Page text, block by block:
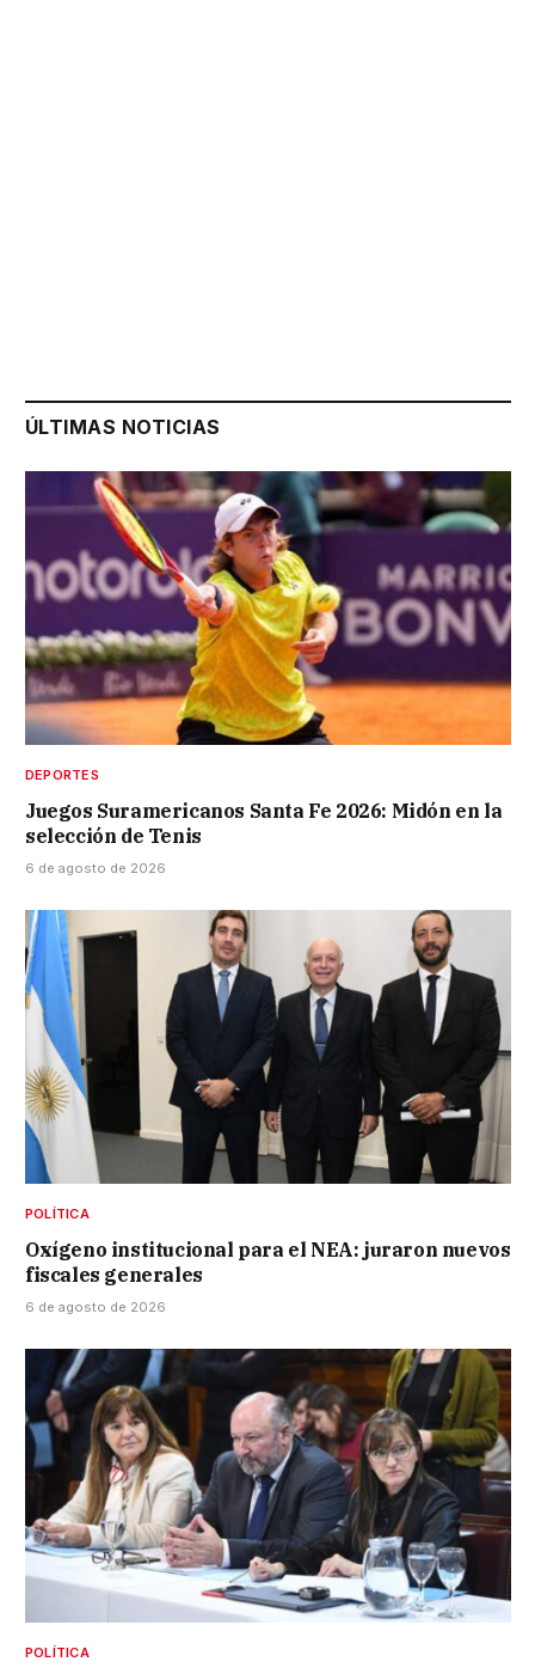
ÚLTIMAS NOTICIAS
DEPORTES
Juegos Suramericanos Santa Fe 2026: Midón en la
selección de Tenis
6 de agosto de 2026
POLÍTICA
Oxígeno institucional para el NEA: juraron nuevos
fiscales generales
6 de agosto de 2026
POLÍTICA